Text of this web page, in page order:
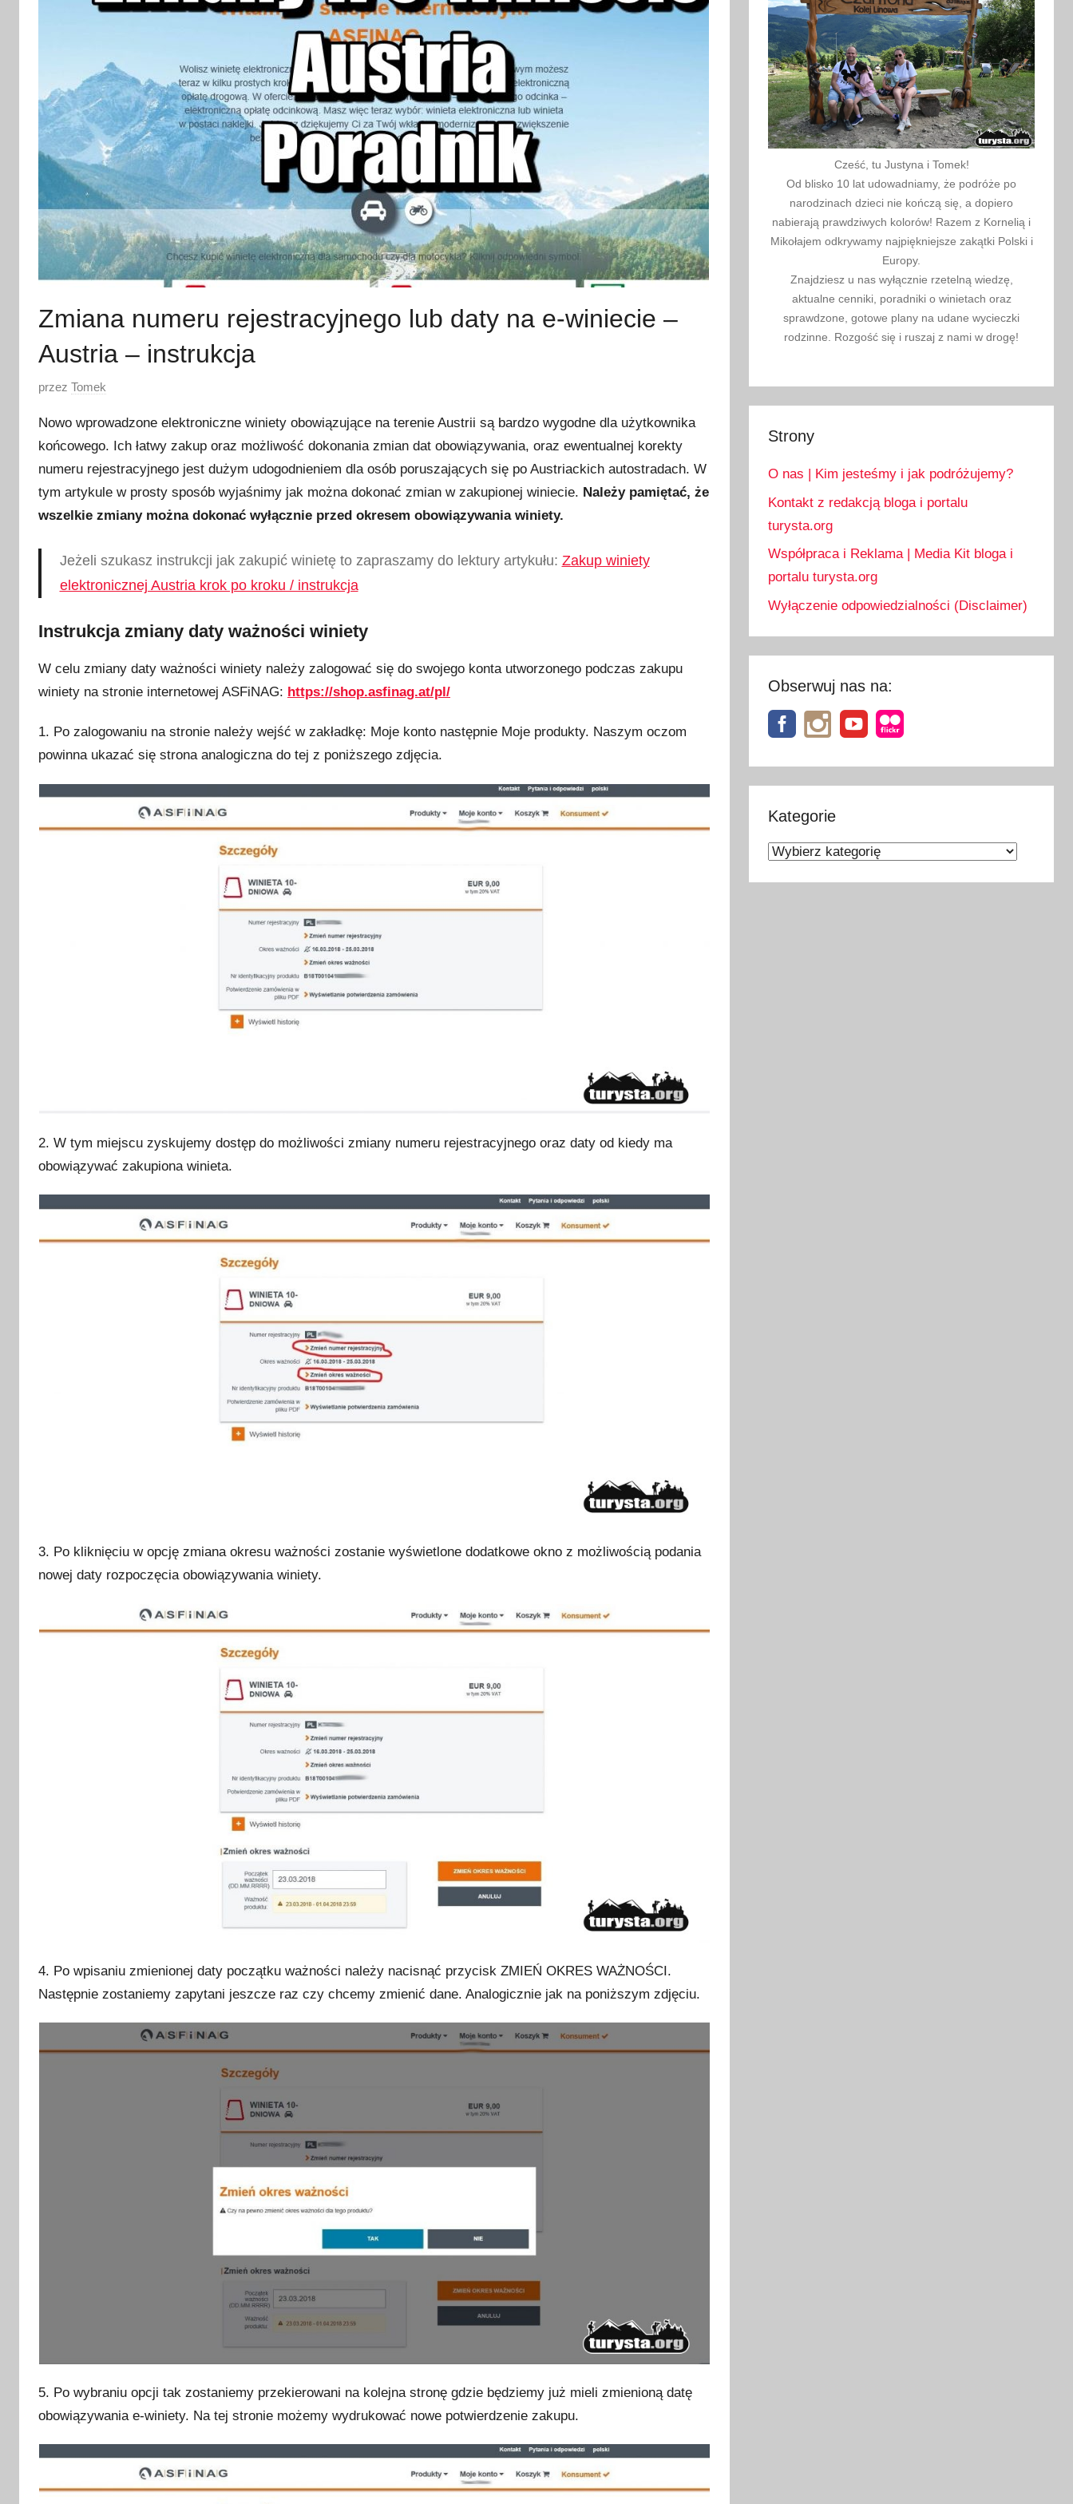
Zmiana numeru rejestracyjnego lub daty na e-winiecie –
Austria – instrukcja
O
u
b
l
i
k
w
2
s
t
c
z
n
i
przez Tomek
Nowo wprowadzone elektroniczne winiety obowiązujące na terenie Austrii są bardzo wygodne dla użytkownika
końcowego. Ich łatwy zakup oraz możliwość dokonania zmian dat obowiązywania, oraz ewentualnej korekty
numeru rejestracyjnego jest dużym udogodnieniem dla osób poruszających się po Austriackich autostradach. W
tym artykule w prosty sposób wyjaśnimy jak można dokonać zmian w zakupionej winiecie. Należy pamiętać, że
wszelkie zmiany można dokonać wyłącznie przed okresem obowiązywania winiety.
Jeżeli szukasz instrukcji jak zakupić winietę to zapraszamy do lektury artykułu: Zakup winiety
elektronicznej Austria krok po kroku / instrukcja
Instrukcja zmiany daty ważności winiety
W celu zmiany daty ważności winiety należy zalogować się do swojego konta utworzonego podczas zakupu
winiety na stronie internetowej ASFiNAG: https://shop.asfinag.at/pl/
1. Po zalogowaniu na stronie należy wejść w zakładkę: Moje konto następnie Moje produkty. Naszym oczom
powinna ukazać się strona analogiczna do tej z poniższego zdjęcia.
2. W tym miejscu zyskujemy dostęp do możliwości zmiany numeru rejestracyjnego oraz daty od kiedy ma
obowiązywać zakupiona winieta.
3. Po kliknięciu w opcję zmiana okresu ważności zostanie wyświetlone dodatkowe okno z możliwością podania
nowej daty rozpoczęcia obowiązywania winiety.
4. Po wpisaniu zmienionej daty początku ważności należy nacisnąć przycisk ZMIEŃ OKRES WAŻNOŚCI.
Następnie zostaniemy zapytani jeszcze raz czy chcemy zmienić dane. Analogicznie jak na poniższym zdjęciu.
5. Po wybraniu opcji tak zostaniemy przekierowani na kolejna stronę gdzie będziemy już mieli zmienioną datę
obowiązywania e-winiety. Na tej stronie możemy wydrukować nowe potwierdzenie zakupu.
Cześć, tu Justyna i Tomek!
Od blisko 10 lat udowadniamy, że podróże po
narodzinach dzieci nie kończą się, a dopiero
nabierają prawdziwych kolorów! Razem z Kornelią i
Mikołajem odkrywamy najpiękniejsze zakątki Polski i
Europy.
Znajdziesz u nas wyłącznie rzetelną wiedzę,
aktualne cenniki, poradniki o winietach oraz
sprawdzone, gotowe plany na udane wycieczki
rodzinne. Rozgość się i ruszaj z nami w drogę!
Strony
O nas | Kim jesteśmy i jak podróżujemy?
Kontakt z redakcją bloga i portalu
turysta.org
Współpraca i Reklama | Media Kit bloga i
portalu turysta.org
Wyłączenie odpowiedzialności (Disclaimer)
Obserwuj nas na:
Kategorie
Kategorie